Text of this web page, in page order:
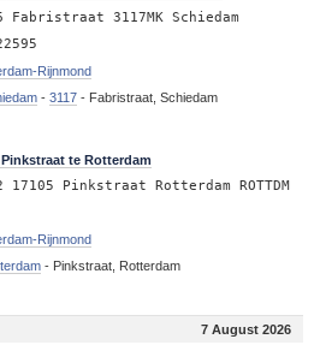
Fabristraat 3117MK Schiedam
Rijnmond
- 3117- Fabristraat, Schiedam
te Rotterdam
17105 Pinkstraat Rotterdam ROTTDM
Rijnmond
- Pinkstraat, Rotterdam
7 August 2026